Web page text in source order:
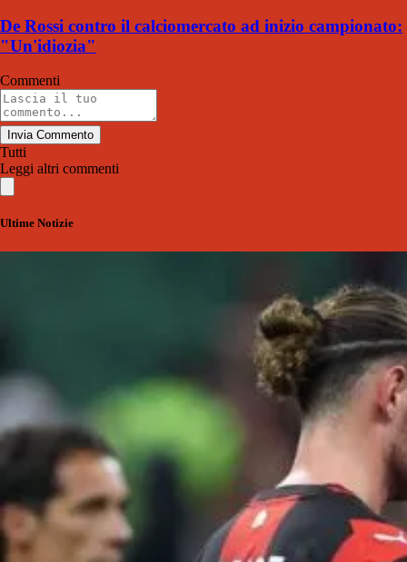
De Rossi contro il calciomercato ad inizio campionato:
"Un'idiozia"
Commenti
Invia Commento
Tutti
Leggi altri commenti
Ultime Notizie